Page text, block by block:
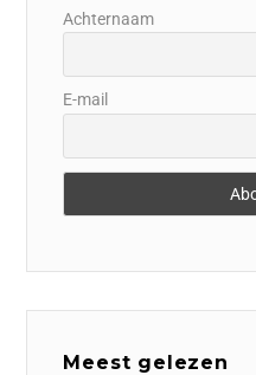
Achternaam
E-mail
Meest gelezen